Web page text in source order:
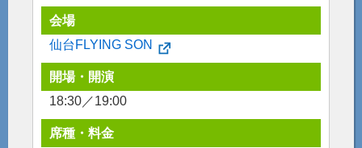
会場
仙台FLYING SON
開場・開演
18:30／19:00
席種・料金